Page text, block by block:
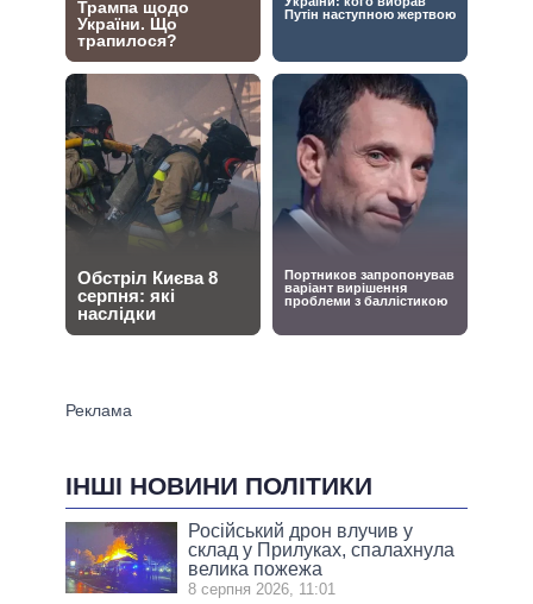
ІНШІ НОВИНИ ПОЛІТИКИ
Російський дрон влучив у
склад у Прилуках, спалахнула
велика пожежа
8 серпня 2026, 11:01